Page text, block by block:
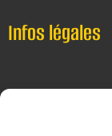
Infos légales